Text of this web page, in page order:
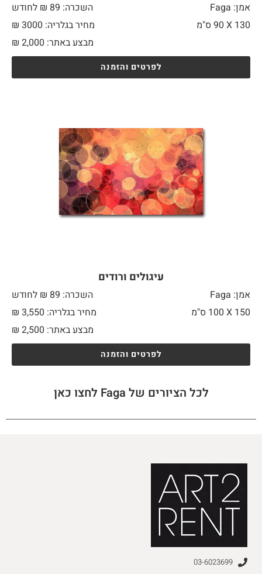
אמן: Faga
השכרה: 89 ₪ לחודש
130 X
מחיר בגלריה: 3000 ₪
מבצע באתר:
₪ 2,000
לפרטים והזמנה
עיגולים ורודים
אמן: Faga
השכרה: 89 ₪ לחודש
150 X
מחיר בגלריה: 3,550 ₪
מבצע באתר:
₪ 2,500
לפרטים והזמנה
לכל הציורים של Faga לחצו כאן
03-6023699